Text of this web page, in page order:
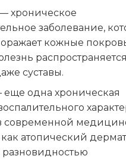
хроническое
заболевание,
кожные
суставы.
одна хроническая
современной
как атопический
разновидностью